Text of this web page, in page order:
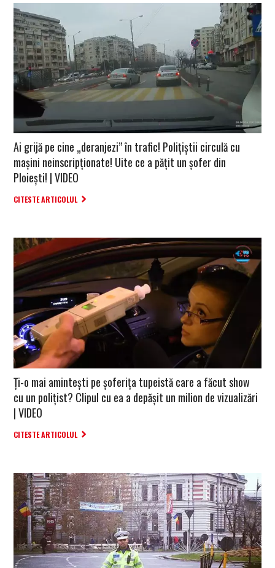
Ai grijă pe cine „deranjezi” în trafic! Polițiștii circulă cu
mașini neinscripționate! Uite ce a pățit un șofer din
Ploiești! | VIDEO
CITESTE ARTICOLUL
Ți-o mai amintești pe șoferița tupeistă care a făcut show
cu un polițist? Clipul cu ea a depășit un milion de vizualizări
| VIDEO
CITESTE ARTICOLUL